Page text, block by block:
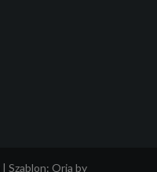
| Szablon: Oria by